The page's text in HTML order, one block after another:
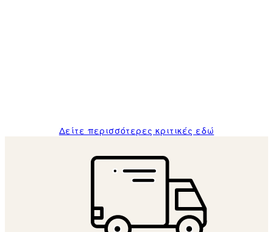
Δείτε περισσότερες κριτικές εδώ